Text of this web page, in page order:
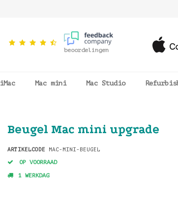
beoordelingen
iMac Mac mini Mac Studio
Beugel Mac mini upgrade
ARTIKELCODE MAC-MINI-BEUGEL
OP VOORRAAD
1 WERKDAG